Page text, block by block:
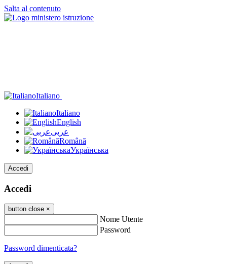
Salta al contenuto
Italiano
Italiano
English
عربى
Română
Українська
Accedi
Accedi
button close ×
Nome Utente
Password
Password dimenticata?